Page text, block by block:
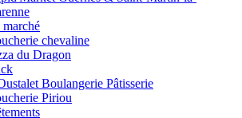
chevaline
du Dragon
Boulangerie Pâtisserie
Piriou